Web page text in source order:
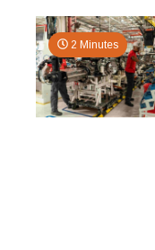
2 Minutes